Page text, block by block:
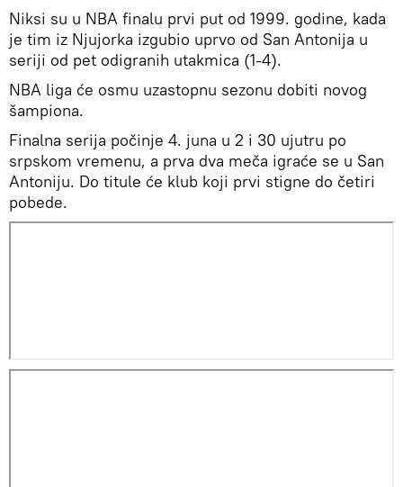
Niksi su u NBA finalu prvi put od 1999. godine, kada
je tim iz Njujorka izgubio uprvo od San Antonija u
seriji od pet odigranih utakmica (1-4).
NBA liga će osmu uzastopnu sezonu dobiti novog
šampiona.
Finalna serija počinje 4. juna u 2 i 30 ujutru po
srpskom vremenu, a prva dva meča igraće se u San
Antoniju. Do titule će klub koji prvi stigne do četiri
pobede.